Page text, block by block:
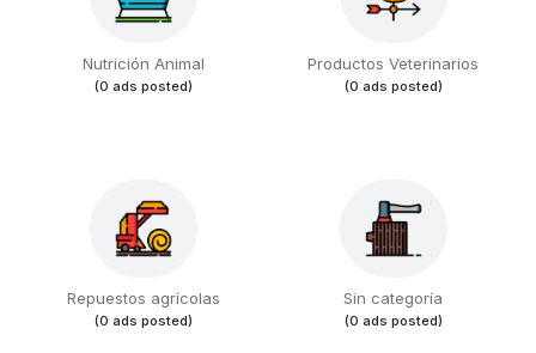
Nutrición Animal
(0 ads posted)
Productos Veterinarios
(0 ads posted)
Repuestos agrícolas
(0 ads posted)
Sin categoría
(0 ads posted)